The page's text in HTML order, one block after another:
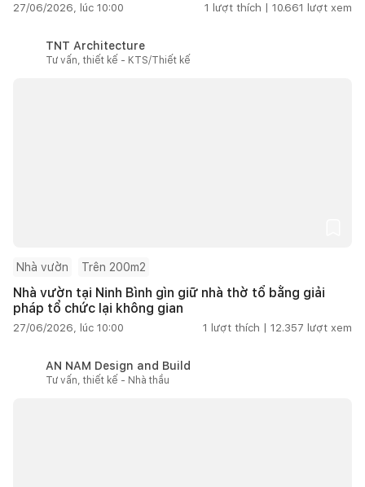
27/06/2026, lúc 10:00 1 lượt thích | 10.661 lượt xem
TNT Architecture
Tư vấn, thiết kế - KTS/Thiết kế
Nhà vườn Trên 200m2
Nhà vườn tại Ninh Bình gìn giữ nhà thờ tổ bằng giải
pháp tổ chức lại không gian
27/06/2026, lúc 10:00 1 lượt thích | 12.357 lượt xem
AN NAM Design and Build
Tư vấn, thiết kế - Nhà thầu